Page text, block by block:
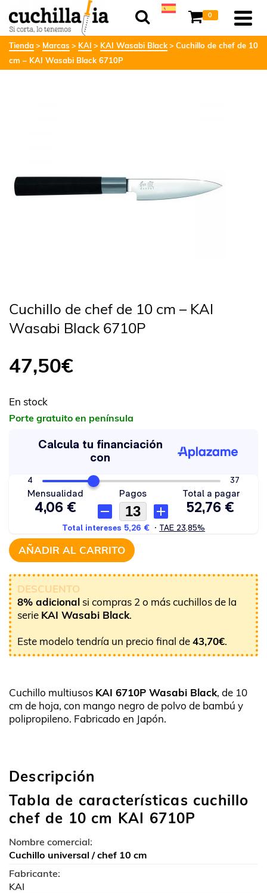
0
Tienda Marcas KAI KAI Wasabi Black
Cuchillo de chef de 10
cm – KAI Wasabi Black 6710P
Cuchillo de chef de 10 cm – KAI
Wasabi Black 6710P
47,50€
En stock
Porte gratuito en península
AÑADIR AL CARRITO
DESCUENTO
8% adicional si compras 2 o más cuchillos de la
serie KAI Wasabi Black.
Este modelo tendría un precio final de43,70€.
Cuchillo multiusos KAI 6710P Wasabi Black, de 10
cm de hoja, con mango negro de polvo de bambú y
polipropileno. Fabricado en Japón.
Descripción
Tabla de características cuchillo
chef de 10 cm KAI 6710P
Nombre comercial:
Cuchillo universal / chef 10 cm
Fabricante:
KAI